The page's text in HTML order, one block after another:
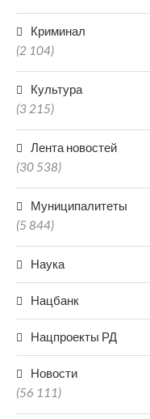
Криминал
(2 104)
Культура
(3 215)
Лента новостей
(30 538)
Муниципалитеты
(5 844)
Наука
Нацбанк
Нацпроекты РД
Новости
(56 111)